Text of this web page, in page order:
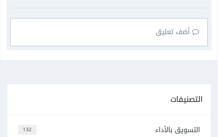
أضف تعليق
التصنيفات
132 التسويق بالأداء